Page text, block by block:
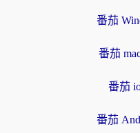
番茄
番茄
番茄
番茄